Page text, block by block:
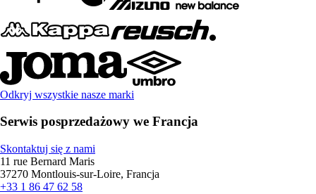
Odkryj wszystkie nasze marki
Serwis posprzedażowy we Francja
Skontaktuj się z nami
11 rue Bernard Maris
37270 Montlouis-sur-Loire, Francja
+33 1 86 47 62 58